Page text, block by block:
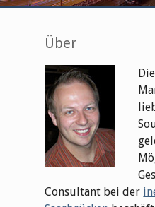
Seitenleiste
Über
Consultant bei der